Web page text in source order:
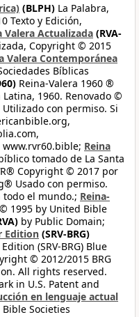
(BLPH) La Palabra,
Texto y Edición,
Valera Actualizada (RVA-
Copyright © 2015
Valera Contemporánea
Bíblicas
Reina-Valera 1960 ®
1960. Renovado ©
con permiso. Si
Reina
tomado de La Santa
Copyright © 2017 por
Usado con permiso.
todo el mundo.; Reina-
1995 by United Bible
by Public Domain;
Edition (SRV-BRG)
(SRV-BRG) Blue
© 2012/2015 BRG
All rights reserved.
in U.S. Patent and
en lenguaje actual
Societies